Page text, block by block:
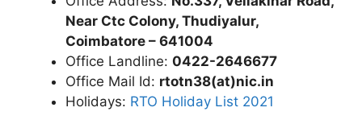
Near Ctc Colony, Thudiyalur,
Coimbatore – 641004
Office Landline: 0422-2646677
Office Mail Id: rtotn38(at)nic.in
Holidays: RTO Holiday List 2021